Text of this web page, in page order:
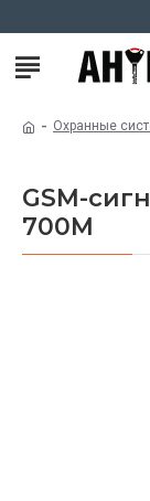
Охранные
GSM-
700М